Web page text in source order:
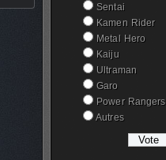
Sentai
Kamen Rider
Metal Hero
Kaiju
Ultraman
Garo
Power Rangers
Autres